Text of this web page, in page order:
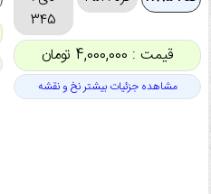
345
قیمت : 4,000,000 تومان
مشاهده جزئیات بیشتر نخ و نقشه